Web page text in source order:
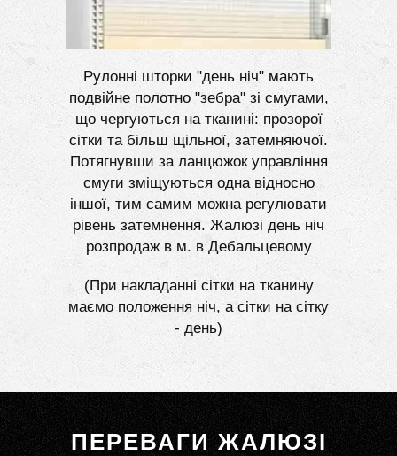
Рулонні шторки "день ніч" мають
подвійне полотно "зебра" зі смугами,
що чергуються на тканині: прозорої
сітки та більш щільної, затемняючої.
Потягнувши за ланцюжок управління
смуги зміщуються одна відносно
іншої, тим самим можна регулювати
рівень затемнення. Жалюзі день ніч
розпродаж в м. в Дебальцевому
(При накладанні сітки на тканину
маємо положення ніч, а сітки на сітку
- день)
ПЕРЕВАГИ ЖАЛЮЗІ